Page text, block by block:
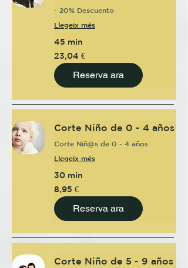
- 20% Descuento
Llegeix més
45 min
23,04
euros
23,04 €
Reserva ara
Corte Niño de 0 - 4 años
Corte Niñ@s de 0 - 4 años
Llegeix més
30 min
8,95
euros
8,95 €
Reserva ara
Corte Niño de 5 - 9 años